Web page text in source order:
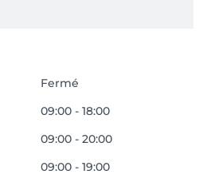
Fermé
09:00 - 18:00
09:00 - 20:00
09:00 - 19:00